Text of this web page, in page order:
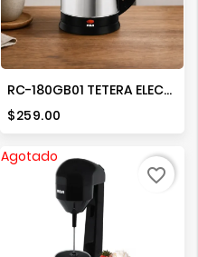
RC-180GB01 TETERA ELECTRICA 2 LTS.
Precio
$259.00
Agotado
favorite_border